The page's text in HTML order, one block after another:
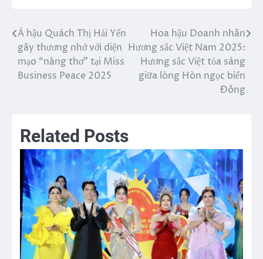
Điều
hướng
bài
Á hậu Quách Thị Hải Yến
gây thương nhớ với diện
mạo “nàng thơ” tại Miss
Business Peace 2025
Hoa hậu Doanh nhân
Hương sắc Việt Nam 2025:
Hương sắc Việt tỏa sáng
giữa lòng Hòn ngọc biển
Đông
Related Posts